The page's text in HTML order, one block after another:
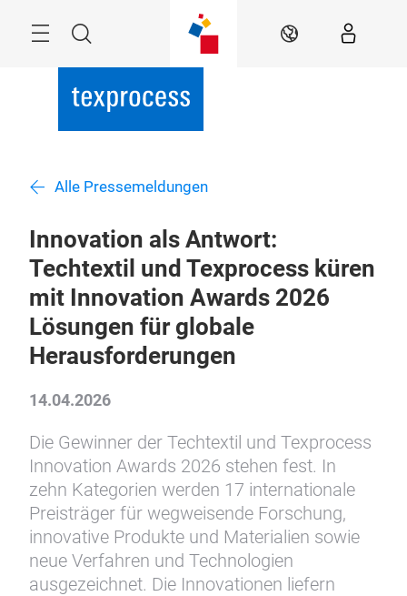
Suche DE
Alle Pressemeldungen
Innovation als Antwort:
Techtextil und Texprocess küren
mit Innovation Awards 2026
Lösungen für globale
Herausforderungen
14.04.2026
Die Gewinner der Techtextil und Texprocess
Innovation Awards 2026 stehen fest. In
zehn Kategorien werden 17 internationale
Preisträger für wegweisende Forschung,
innovative Produkte und Materialien sowie
neue Verfahren und Technologien
ausgezeichnet. Die Innovationen liefern